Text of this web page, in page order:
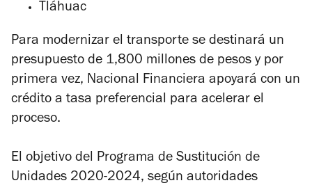
Tláhuac
Para modernizar el transporte se destinará un
presupuesto de 1,800 millones de pesos y por
primera vez, Nacional Financiera apoyará con un
crédito a tasa preferencial para acelerar el
proceso.
El objetivo del Programa de Sustitución de
Unidades 2020-2024, según autoridades